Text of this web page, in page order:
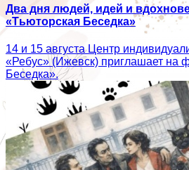
Два дня людей, идей и
«Тьюторская Беседка»
14 и 15 августа Центр
«Ребус» (Ижевск) приглашает на
Беседка».